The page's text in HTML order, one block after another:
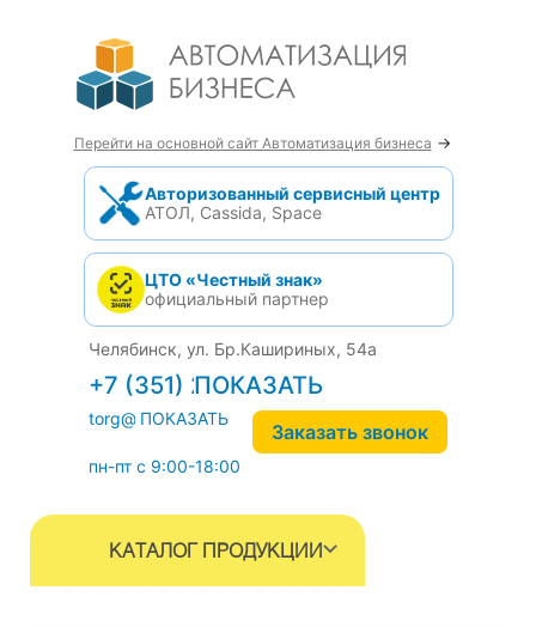
Перейти на основной сайт Автоматизация бизнеса →
Авторизованный сервисный центр
АТОЛ, Cassida, Space
ЦТО «Честный знак»
официальный партнер
Челябинск, ул. Бр.Кашириных, 54а
+7 (351) 242-04-09
torg@1cab.ru
Заказать звонок
пн-пт с 9:00-18:00
КАТАЛОГ ПРОДУКЦИИ